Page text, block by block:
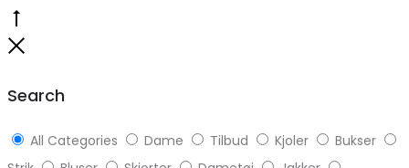
Search
All Categories Dame Tilbud Kjoler
Bukser